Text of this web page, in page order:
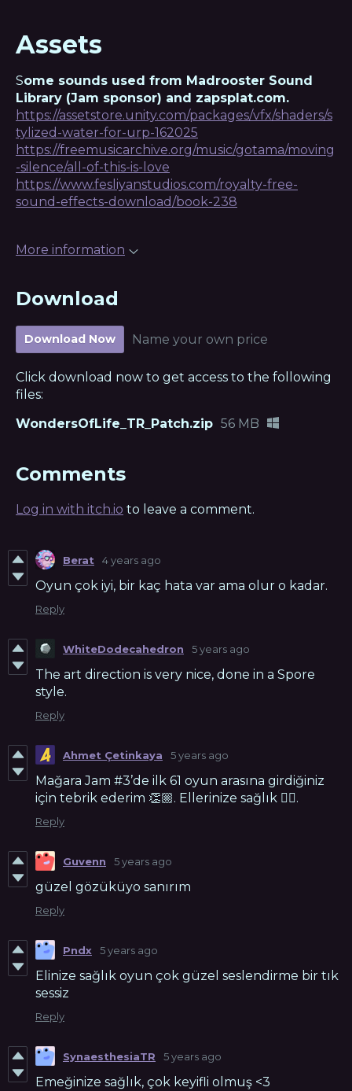
Assets
Some sounds used from Madrooster Sound
Library (Jam sponsor) and zapsplat.com.
https://assetstore.unity.com/packages/vfx/shaders/s
tylized-water-for-urp-162025
https://freemusicarchive.org/music/gotama/moving
-silence/all-of-this-is-love
https://www.fesliyanstudios.com/royalty-free-
sound-effects-download/book-238
More information
Download
Download Now Name your own price
Click download now to get access to the following
files:
WondersOfLife_TR_Patch.zip 56 MB
Comments
Log in with itch.io to leave a comment.
Berat 4 years ago
Oyun çok iyi, bir kaç hata var ama olur o kadar.
Reply
WhiteDodecahedron 5 years ago
The art direction is very nice, done in a Spore
style.
Reply
Ahmet Çetinkaya 5 years ago
Mağara Jam #3’de ilk 61 oyun arasına girdiğiniz
için tebrik ederim 👏🏼. Ellerinize sağlık 👍🏼.
Reply
Guvenn 5 years ago
güzel gözüküyo sanırım
Reply
Pndx 5 years ago
Elinize sağlık oyun çok güzel seslendirme bir tık
sessiz
Reply
SynaesthesiaTR 5 years ago
Emeğinize sağlık, çok keyifli olmuş <3